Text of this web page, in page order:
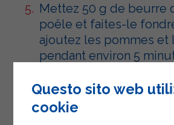
Mettez 50 g de beurre
poêle et faites-le
ajoutez les pommes et
pendant environ 5
Ajoutez les pommes
ricotta, une pincée de
mélangez.
Questo sito web
cookie